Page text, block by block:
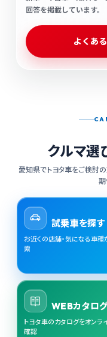
ご来店いた
車検・点検
場合があ
Q 試乗するに
当日の試乗
試乗車を探
す。希望
点検・整備
営業時間と
店舗やサー
なる場合が
ジに掲載
確認くださ
Q
か？
代車の台
ます。代車
予約時に
車検につい
Q 車に詳しく
はい。車
メンテナ
を伺いなが
回答を掲載しています。
よくあ
クルマ選
愛知県でトヨタ車をご検討
期
試乗車を探す
お近くの店舗・気になる車種
索
WEBカタロ
トヨタ車のカタログをオンラ
確認